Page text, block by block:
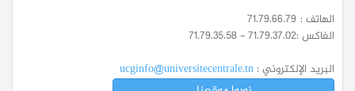
الهاتف : 71.79.66.79
الفاكس :71.79.35.58 - 71.79.37.02
البريد الإلكتروني : ucginfo@universitecentrale.tn